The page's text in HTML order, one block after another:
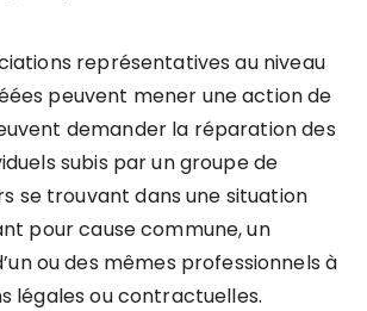
représentatives au niveau
peuvent mener une action de
demander la réparation des
subis par un groupe de
se trouvant dans une situation
pour cause commune, un
ou des mêmes professionnels à
légales ou contractuelles.